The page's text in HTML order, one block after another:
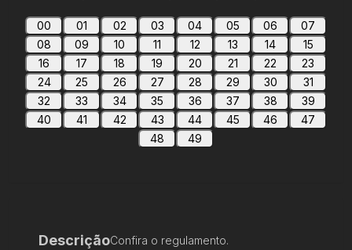
00 01 02 03 04 05 06
07
08
09 10 11 12 13 14
15
16
17 18 19 20 21 22
23
24
25 26 27 28 29 30
31
32
33 34 35 36 37 38
39
40
41 42 43 44 45 46
47
48
49
DescriçãoConfira o regulamento.